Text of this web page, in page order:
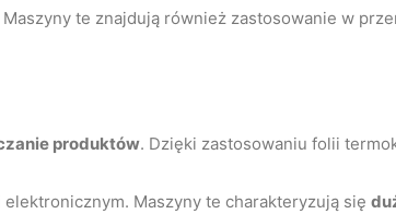
te znajdują również zastosowanie w
produktów. Dzięki zastosowaniu folii
Maszyny te charakteryzują się